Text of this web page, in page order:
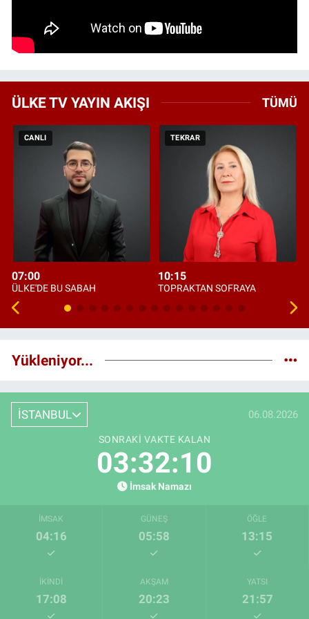
ÜLKE TV YAYIN AKIŞI TÜMÜ
CANLI
07:00
ÜLKE'DE BU SABAH
TEKRAR
10:15
TOPRAKTAN SOFRAYA
Yükleniyor...
İSTANBUL 06.08.2026
SONRAKI VAKTE KALAN
03:32:09
İmsak Namazı
İMSAK
04:16
GÜNEŞ
05:58
ÖĞLE
13:15
İKINDI
17:08
AKŞAM
20:23
YATSI
21:57